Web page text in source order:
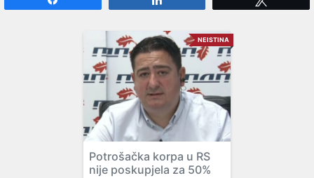
NEISTINA
Potrošačka korpa u RS
nije poskupjela za 50%